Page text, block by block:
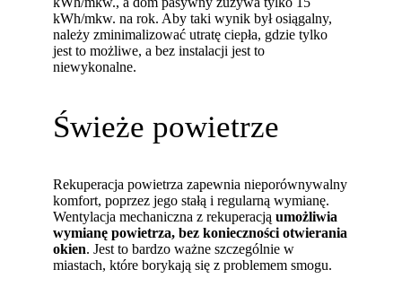
kWh/mkw. na rok. Aby taki wynik był osiągalny,
należy zminimalizować utratę ciepła, gdzie tylko
jest to możliwe, a bez instalacji jest to
niewykonalne.
Świeże powietrze
Rekuperacja powietrza zapewnia nieporównywalny
komfort, poprzez jego stałą i regularną wymianę.
Wentylacja mechaniczna z rekuperacjąumożliwia
wymianę powietrza, bez konieczności otwierania
okien. Jest to bardzo ważne szczególnie w
miastach, które borykają się z problemem smogu.